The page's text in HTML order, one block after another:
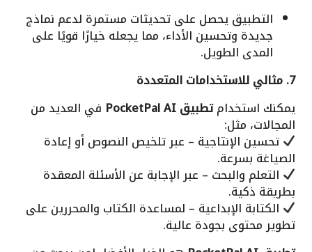
التطبيق يحصل على تحديثات مستمرة لدعم نماذج
جديدة وتحسين الأداء، مما يجعله خيارًا قويًا على
المدى الطويل.
7. مثالي للاستخدامات المتعددة
يمكنك استخدامتطبيق PocketPal AI في العديد من
المجالات، مثل:
تحسين الإنتاجية – عبر تلخيص النصوص أو إعادة
الصياغة بسرعة.
التعلم والبحث – عبر الإجابة عن الأسئلة المعقدة
بطريقة ذكية.
الكتابة الإبداعية – لمساعدة الكتاب والمحررين على
تطوير محتوى بجودة عالية.